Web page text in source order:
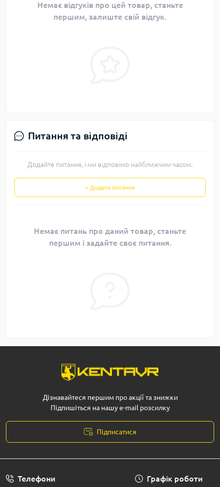
Немає відгуків про цей товар, станьте
першим, залиште свій відгук.
Питання та відповіді
Додайте питання, і ми відповімо найближчим часом.
+ Додати питання
Немає питань про даний товар, станьте
першим і задайте своє питання.
Дізнавайтеся першим про акції та знижки
Підпишіться на нашу e-mail розсилку
Підписатися
Телефони Графік роботи